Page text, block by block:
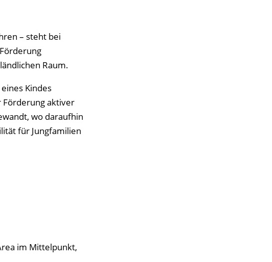
– steht bei
Raum.
Kindes
aktiver
wo daraufhin
für Jungfamilien
im Mittelpunkt,